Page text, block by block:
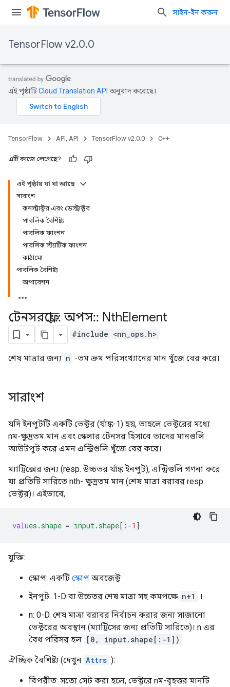
সাইন-ইন করুন
TensorFlow v2.0.0
এই পৃষ্ঠাটিCloud Translation API অনুবাদ করেছে।
TensorFlow API, API TensorFlow v2.0.0 C++
এটি কাজে লেগেছে?
এই পৃষ্ঠায় যা যা আছে
সারাংশ
কনস্ট্রাক্টর এবং ডেস্ট্রাক্টর
পাবলিক বৈশিষ্ট্য
পাবলিক ফাংশন
পাবলিক স্ট্যাটিক ফাংশন
কাঠামো
পাবলিক বৈশিষ্ট্য
অপারেশন
টেনসরফ্লো:: অপস:: NthElement
#include <nn_ops.h>
শেষ মাত্রার জন্য n -তম ক্রম পরিসংখ্যানের মান খুঁজে বের করে।
সারাংশ
যদি ইনপুটটি একটি ভেক্টর (র্যাঙ্ক-1) হয়, তাহলে ভেক্টরের মধ্যে
nম-ক্ষুদ্রতম মান এবং স্কেলার টেনসর হিসাবে তাদের মানগুলি
আউটপুট করে এমন এন্ট্রিগুলি খুঁজে বের করে।
ম্যাট্রিক্সের জন্য (resp. উচ্চতর র্যাঙ্ক ইনপুট), এন্ট্রিগুলি গণনা করে
যা প্রতিটি সারিতে nth- ক্ষুদ্রতম মান (শেষ মাত্রা বরাবর resp.
ভেক্টর)। এইভাবে,
values .shape = input.shape[ :-1 ]
যুক্তি:
স্কোপ: একটি স্কোপ অবজেক্ট
ইনপুট: 1-D বা উচ্চতর শেষ মাত্রা সহ কমপক্ষে n+1
।
n: 0-D. শেষ মাত্রা বরাবর নির্বাচন করার জন্য সাজানো
ভেক্টরের অবস্থান (ম্যাট্রিসের জন্য প্রতিটি সারিতে)। n এর
বৈধ পরিসর হল [0, input.shape[:-1])
ঐচ্ছিক বৈশিষ্ট্য (দেখুন Attrs ):
বিপরীত: সত্যে সেট করা হলে, ভেক্টরে nম-বৃহত্তর মানটি